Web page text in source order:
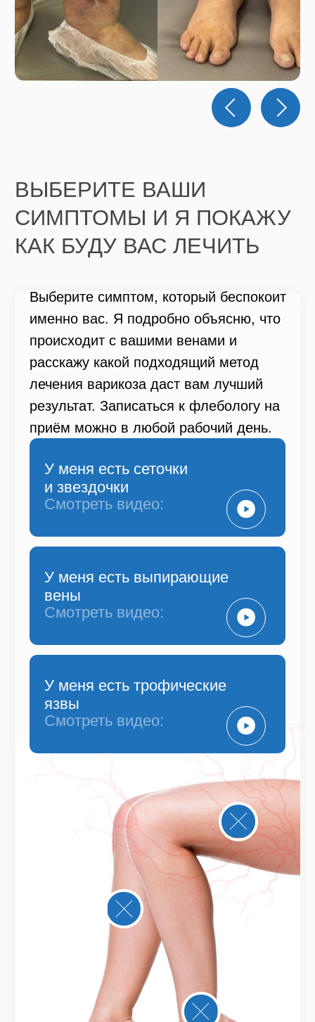
Подготовка к операции:
противопоказания
Почему важно не запускать
варикоз: риски прогрессирования
и осложнения
Читать статью
ФЛЕБОЛОГА ПО
ЛЕЧЕНИЮ ВАРИКОЗА